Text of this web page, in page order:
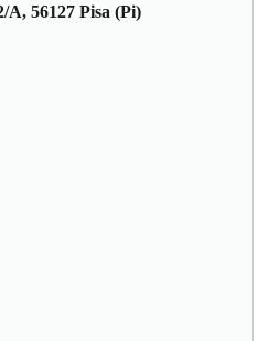
A, 56127 Pisa (Pi)